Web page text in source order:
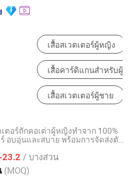
เสื้อฮู้ดผู้ชายแบบสวม
ค้ทเด็ก
เตอร์ถักคอเต่าผู้หญิงทำจาก 100%
อบอุ่นและสบาย พร้อมการจัดส่งตัว
23.2 / บางส่วน
(MOQ)
Co., Ltd.
ราจาก 2025